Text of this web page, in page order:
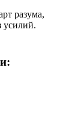
разума,
усилий.